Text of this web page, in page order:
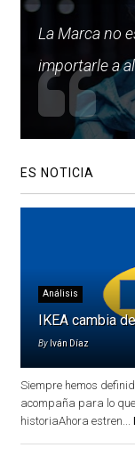
La Marca no
importarle a
ES NOTICIA
Análisis
IKEA cambia
By Iván Díaz
Siempre hemos
acompaña para lo
historiaAhora estren...